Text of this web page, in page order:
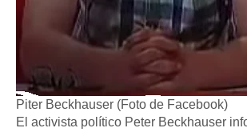
Piter Beckhauser (Foto de Facebook)
El activista político Peter Beckhauser